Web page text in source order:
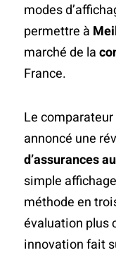
modes
permettre à
marché de la
France.
Le
annoncé une
d’assurances
simple
méthode en
évaluation plus
innovation fait